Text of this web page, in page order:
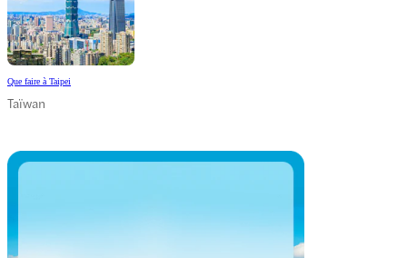
Que faire à Taipei
Taïwan